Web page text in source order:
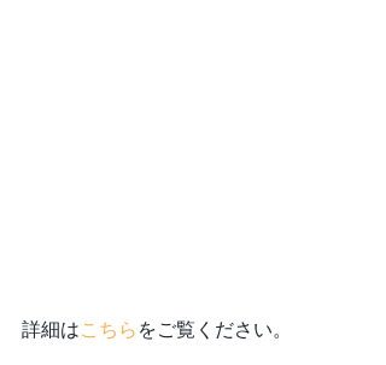
詳細はこちら をご覧ください。